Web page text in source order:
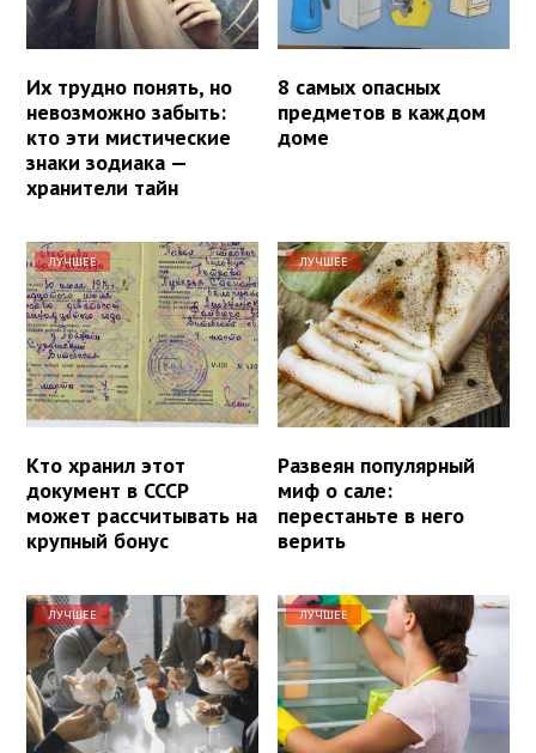
Их трудно понять, но
невозможно забыть:
кто эти мистические
знаки зодиака —
хранители тайн
8 самых опасных
предметов в каждом
доме
ЛУЧШЕЕ
Кто хранил этот
документ в СССР
может рассчитывать на
крупный бонус
ЛУЧШЕЕ
Развеян популярный
миф о сале:
перестаньте в него
верить
ЛУЧШЕЕ ЛУЧШЕЕ